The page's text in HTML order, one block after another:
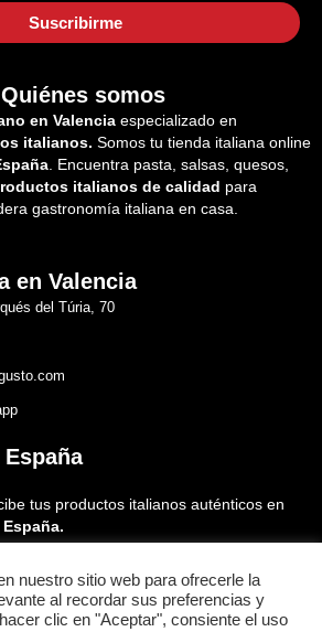
Quiénes somos
en Valencia especializado en
italianos. Somos tu tienda italiana online
. Encuentra pasta, salsas, quesos,
italianos de calidad para
gastronomía italiana en casa.
en Valencia
del Túria, 70
tus productos italianos auténticos en
en:
FacebookInstagram
Tiktok
nuestro sitio web para ofrecerle la
al recordar sus preferencias y
clic en "Aceptar", consiente el uso